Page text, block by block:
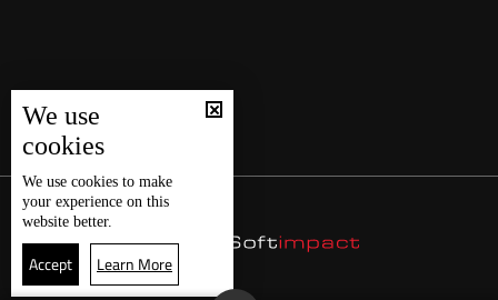
We use
cookies
We use cookies to make
your experience on this
website better.
Accept Learn More